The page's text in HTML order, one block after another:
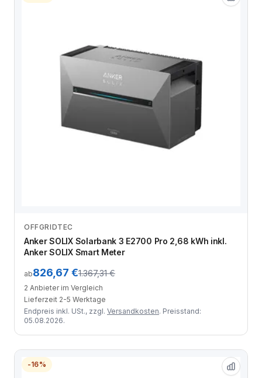
OFFGRIDTEC
Anker SOLIX Solarbank 3 E2700 Pro 2,68 kWh inkl.
Anker SOLIX Smart Meter
ab826,67 €1.367,31 €
2 Anbieter im Vergleich
Lieferzeit 2-5 Werktage
Endpreis inkl. USt., zzgl. Versandkosten. Preisstand:
05.08.2026.
-16%